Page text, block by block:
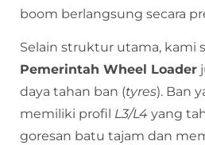
boom berlangsung secara
Selain struktur utama, kami
Pemerintah Wheel Loader
daya tahan ban (tyres). Ban
memiliki profil L3/L4 yang
goresan batu tajam dan